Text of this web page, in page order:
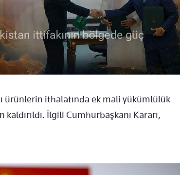
ürünlerin ithalatında ek mali yükümlülük
İlgili Cumhurbaşkanı Kararı,